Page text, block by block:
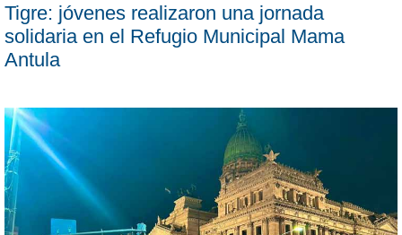
Tigre: jóvenes realizaron una jornada
solidaria en el Refugio Municipal Mama
Antula